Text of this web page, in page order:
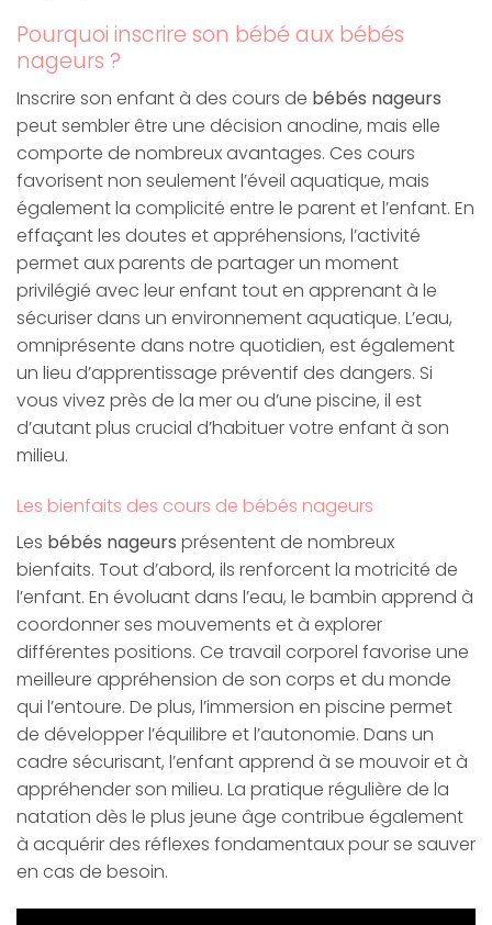
Pourquoi inscrire son bébé aux bébés
nageurs ?
Inscrire son enfant à des cours de bébés nageurs
peut sembler être une décision anodine, mais elle
comporte de nombreux avantages. Ces cours
favorisent non seulement l’éveil aquatique, mais
également la complicité entre le parent et l’enfant. En
effaçant les doutes et appréhensions, l’activité
permet aux parents de partager un moment
privilégié avec leur enfant tout en apprenant à le
sécuriser dans un environnement aquatique. L’eau,
omniprésente dans notre quotidien, est également
un lieu d’apprentissage préventif des dangers. Si
vous vivez près de la mer ou d’une piscine, il est
d’autant plus crucial d’habituer votre enfant à son
milieu.
Les bienfaits des cours de bébés nageurs
Les bébés nageurs présentent de nombreux
bienfaits. Tout d’abord, ils renforcent la motricité de
l’enfant. En évoluant dans l’eau, le bambin apprend à
coordonner ses mouvements et à explorer
différentes positions. Ce travail corporel favorise une
meilleure appréhension de son corps et du monde
qui l’entoure. De plus, l’immersion en piscine permet
de développer l’équilibre et l’autonomie. Dans un
cadre sécurisant, l’enfant apprend à se mouvoir et à
appréhender son milieu. La pratique régulière de la
natation dès le plus jeune âge contribue également
à acquérir des réflexes fondamentaux pour se sauver
en cas de besoin.